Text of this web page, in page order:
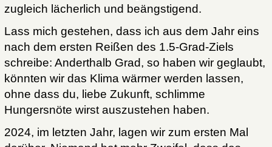
zugleich lächerlich und beängstigend.
Lass mich gestehen, dass ich aus dem Jahr eins
nach dem ersten Reißen des 1.5-Grad-Ziels
schreibe: Anderthalb Grad, so haben wir geglaubt,
könnten wir das Klima wärmer werden lassen,
ohne dass du, liebe Zukunft, schlimme
Hungersnöte wirst auszustehen haben.
2024, im letzten Jahr, lagen wir zum ersten Mal